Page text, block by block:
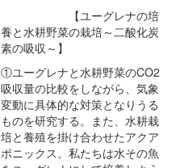
【ユーグレナの培
養と水耕野菜の栽培～二酸化炭
素の吸収～】
①ユーグレナと水耕野菜のCO2
吸収量の比較をしながら、気象
変動に具体的な対策となりうる
ものを研究する。また、水耕栽
培と養殖を掛け合わせたアクア
ポニックス。私たちは水その魚